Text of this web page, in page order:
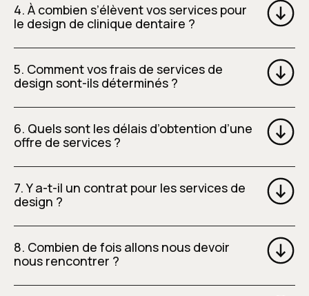
4. À combien s’élèvent vos services pour
le design de clinique dentaire ?
5. Comment vos frais de services de
design sont-ils déterminés ?
6. Quels sont les délais d’obtention d’une
offre de services ?
7. Y a-t-il un contrat pour les services de
design ?
8. Combien de fois allons nous devoir
nous rencontrer ?